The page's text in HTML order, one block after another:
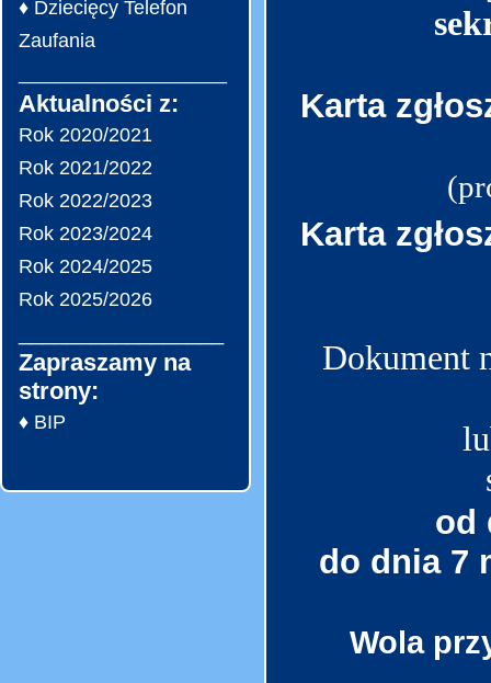
♦ Dziecięcy Telefon
Zaufania
Aktualności z:
Rok 2020/2021
Rok 2021/2022
Rok 2022/2023
Rok 2023/2024
Rok 2024/2025
Rok 2025/2026
Zapraszamy na
strony:
♦ BIP
Karta
Karta
Dokument
od
do dnia 7
Wola